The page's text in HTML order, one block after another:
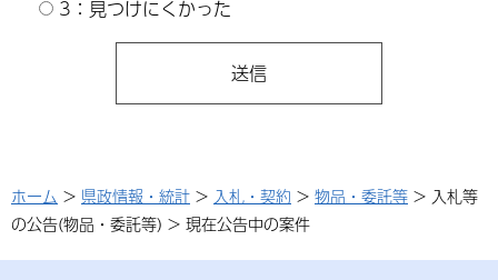
3：見つけにくかった
ホーム > 県政情報・統計 > 入札・契約 > 物品・委託等 > 入札等
の公告(物品・委託等) > 現在公告中の案件